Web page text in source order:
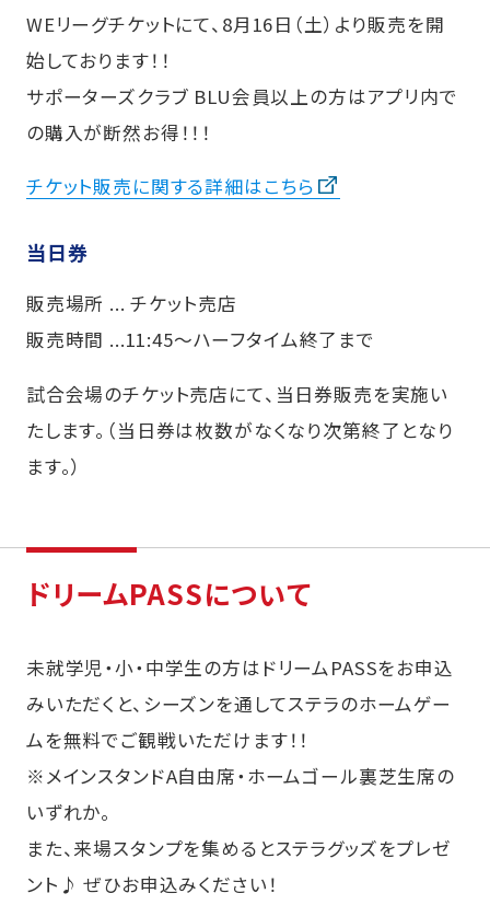
WEリーグチケットにて、8月16日（土）より販売を開
始しております！！
サポーターズクラブ BLU会員以上の方はアプリ内で
の購入が断然お得！！！
チケット販売に関する詳細はこちら
当日券
販売場所 ... チケット売店
販売時間 ...11:45～ハーフタイム終了まで
試合会場のチケット売店にて、当日券販売を実施い
たします。（当日券は枚数がなくなり次第終了となり
ます。）
ドリームPASSについて
未就学児・小・中学生の方はドリームPASSをお申込
みいただくと、シーズンを通してステラのホームゲー
ムを無料でご観戦いただけます！！
※メインスタンドA自由席・ホームゴール裏芝生席の
いずれか。
また、来場スタンプを集めるとステラグッズをプレゼ
ント♪ ぜひお申込みください！